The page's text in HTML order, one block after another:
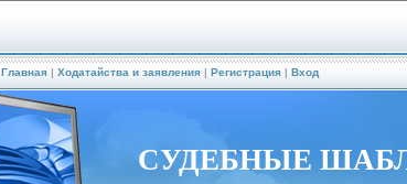
Главная | Ходатайства и заявления | Регистрация | Вход
СУДЕБНЫЕ